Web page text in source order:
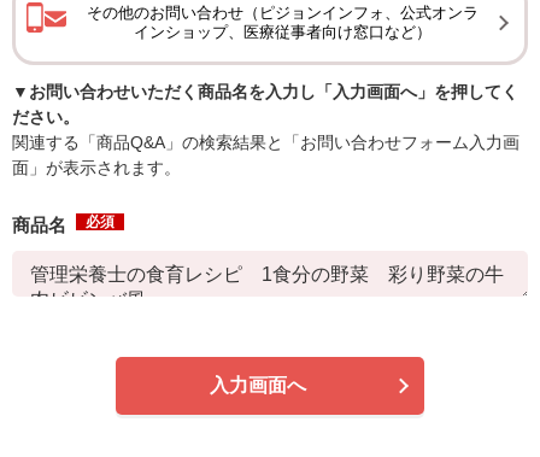
その他のお問い合わせ（ピジョンインフォ、公式オンラ
インショップ、医療従事者向け窓口など）
▼お問い合わせいただく商品名を入力し「入力画面へ」を押してく
ださい。
関連する「商品Q&A」の検索結果と「お問い合わせフォーム入力画
面」が表示されます。
商品名 必須
入力画面へ